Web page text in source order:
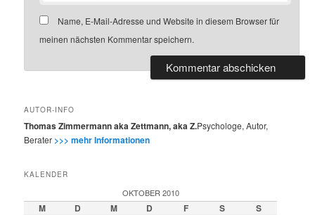
Name, E-Mail-Adresse und Website in diesem Browser für
meinen nächsten Kommentar speichern.
AUTOR-INFO
Thomas Zimmermann aka Zettmann, aka Z.Psychologe, Autor,
Berater >>> mehr Informationen
KALENDER
OKTOBER 2010
M D M D F S S